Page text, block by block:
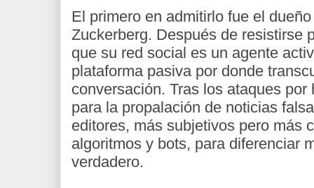
El primero en admitirlo fue el
Zuckerberg. Después de resistirse
que su red social es un agente
plataforma pasiva por donde
conversación. Tras los ataques
para la propalación de noticias
editores, más subjetivos pero más
algoritmos y bots, para diferenciar
verdadero.